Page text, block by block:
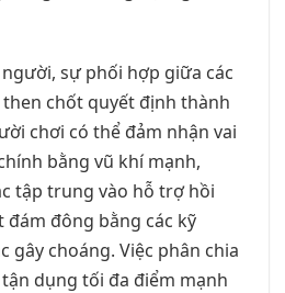
sự phối hợp giữa các
chốt quyết định thành
chơi có thể đảm nhận vai
bằng vũ khí mạnh,
tập trung vào hỗ trợ hồi
đám đông bằng các kỹ
gây choáng. Việc phân chia
dụng tối đa điểm mạnh